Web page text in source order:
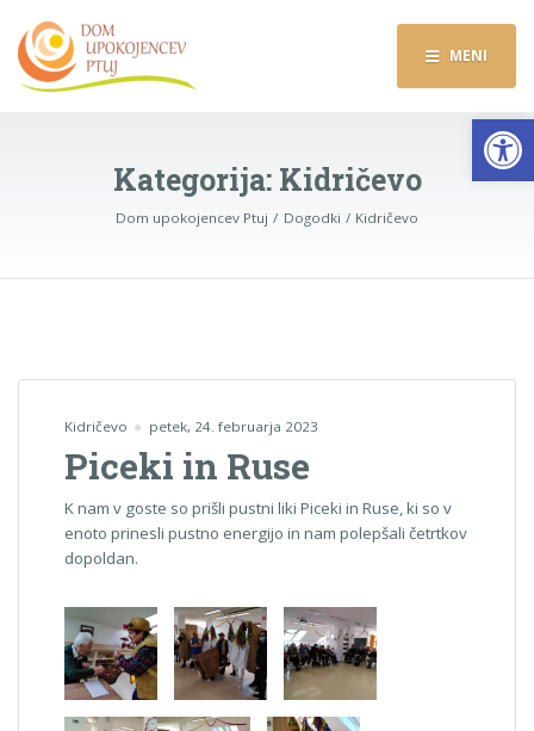
MENI
Kategorija: Kidričevo
Dom upokojencev Ptuj Dogodki Kidričevo
Kidričevo petek, 24. februarja 2023
Piceki in Ruse
K nam v goste so prišli pustni liki Piceki in Ruse, ki so v
enoto prinesli pustno energijo in nam polepšali četrtkov
dopoldan.